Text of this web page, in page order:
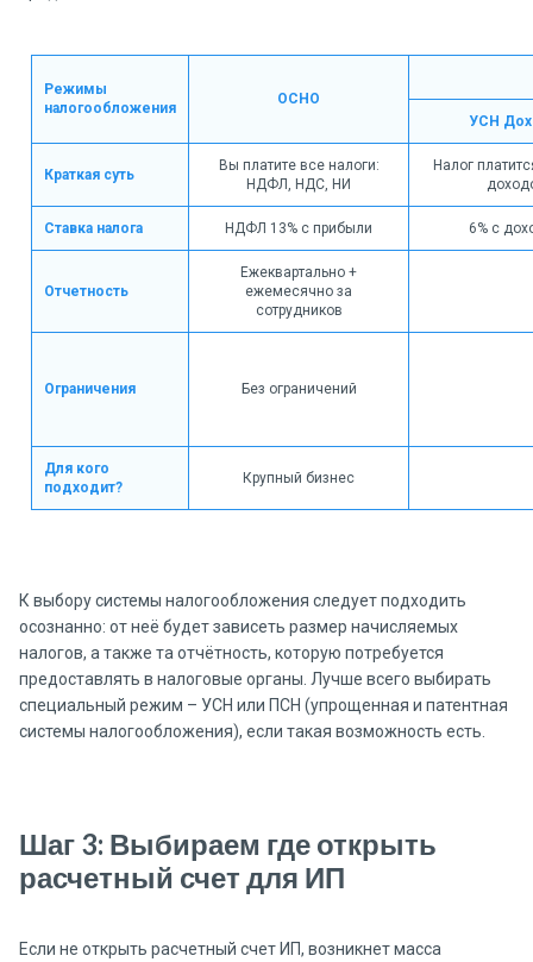
Режимы
налогообложения
ОСНО
УСН
Краткая суть
Вы платите все налоги:
НДФЛ, НДС, НИ
Налог
Ставка налога НДФЛ 13% с прибыли 6% с
Отчетность
Ежеквартально +
ежемесячно за
сотрудников
Ограничения Без ограничений
Для кого
подходит?
Крупный бизнес
К выбору системы налогообложения следует подходить
осознанно: от неё будет зависеть размер начисляемых
налогов, а также та отчётность, которую потребуется
предоставлять в налоговые органы. Лучше всего выбирать
специальный режим – УСН или ПСН (упрощенная и патентная
системы налогообложения), если такая возможность есть.
Шаг 3: Выбираем где открыть
расчетный счет для ИП
Если не открыть расчетный счет ИП, возникнет масса